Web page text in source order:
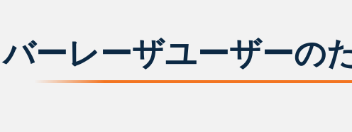
ーレーザユーザーの